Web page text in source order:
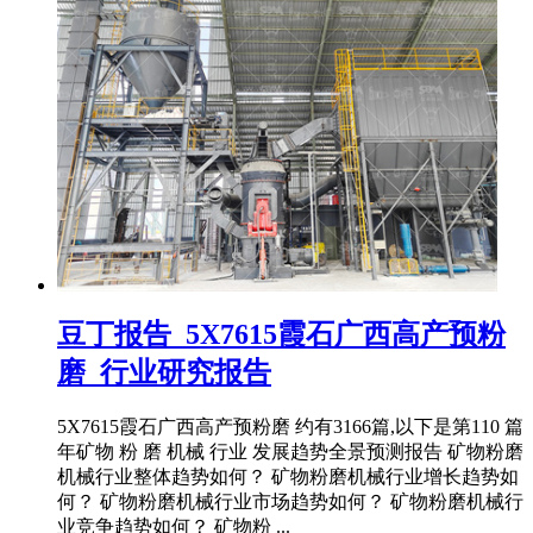
豆丁报告_5X7615霞石广西高产预粉
磨_行业研究报告
5X7615霞石广西高产预粉磨 约有3166篇,以下是第110 篇
年矿物 粉 磨 机械 行业 发展趋势全景预测报告 矿物粉磨
机械行业整体趋势如何？ 矿物粉磨机械行业增长趋势如
何？ 矿物粉磨机械行业市场趋势如何？ 矿物粉磨机械行
业竞争趋势如何？ 矿物粉 ...